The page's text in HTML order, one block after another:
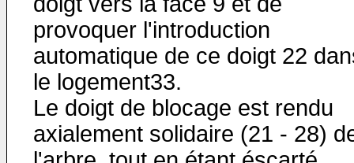
provoquer l'introduction
automatique de ce doigt 22
le logement33.
Le doigt de blocage est rendu
axialement solidaire (21 - 28)